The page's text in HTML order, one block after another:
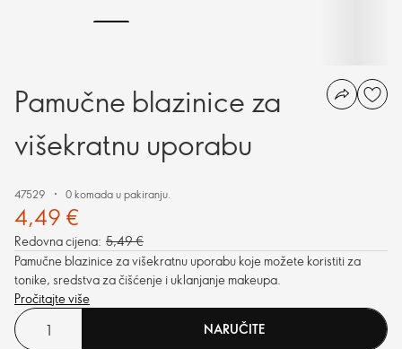
Pamučne blazinice za
višekratnu uporabu
47529 0 komada u pakiranju.
4,49 €
Redovna cijena: 5,49 €
Pamučne blazinice za višekratnu uporabu koje možete koristiti za
tonike, sredstva za čišćenje i uklanjanje makeupa.
Pročitajte više
NARUČITE